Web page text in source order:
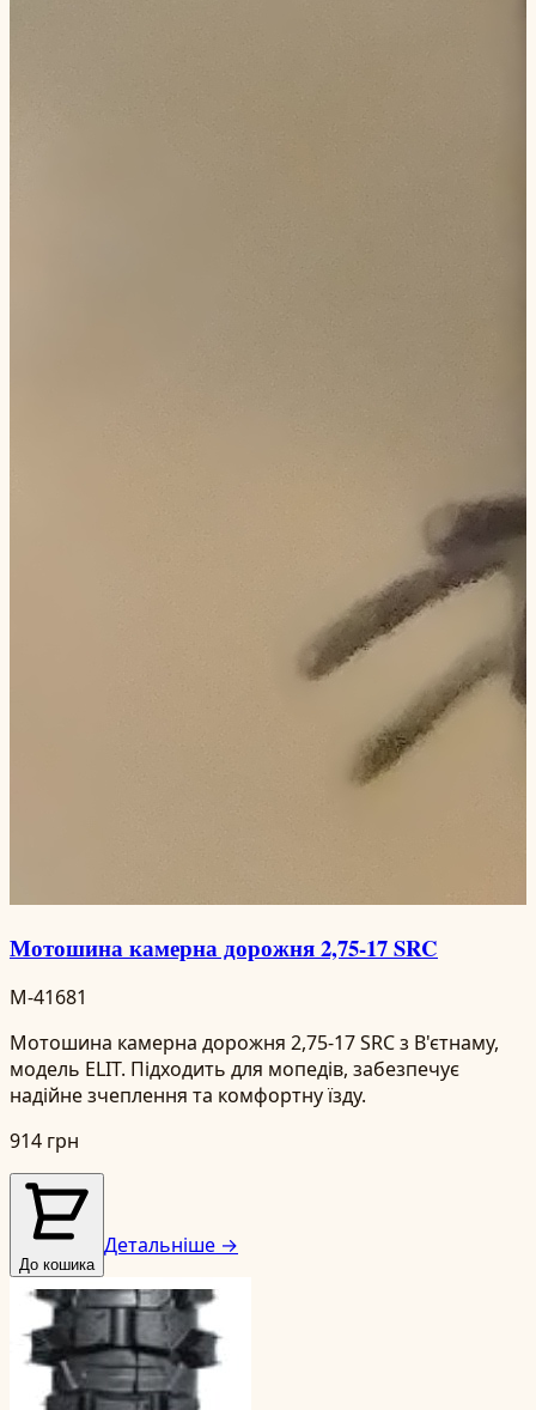
Мотошина камерна дорожня 2,75-17 SRC
M-41681
Мотошина камерна дорожня 2,75-17 SRC з В'єтнаму,
модель ELIT. Підходить для мопедів, забезпечує
надійне зчеплення та комфортну їзду.
914 грн
До кошика
Детальніше →